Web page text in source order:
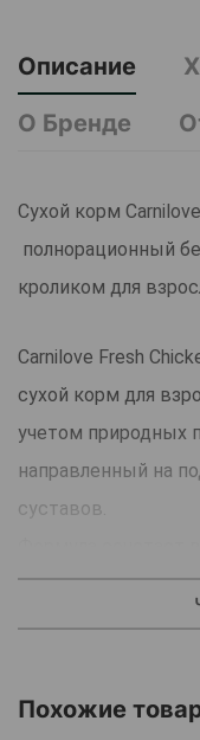
Описание
О Бренде
Сухой корм
полнорационный
кроликом для
Carnilove Fresh
сухой корм для
учетом природных
направленный на
суставов.
натуральные
сбалансированным
кролика. Курица
Похожие